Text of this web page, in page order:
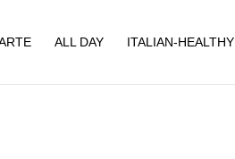
ALL DAY ITALIAN-HEALTHY